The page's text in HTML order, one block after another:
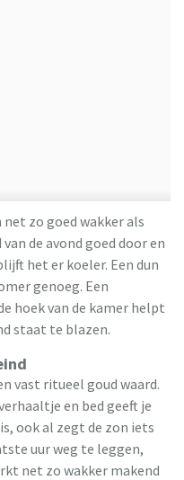
zo goed wakker als
de avond goed door en
het er koeler. Een dun
genoeg. Een
hoek van de kamer helpt
staat te blazen.
vast ritueel goud waard.
en bed geeft je
ook al zegt de zon iets
uur weg te leggen,
net zo wakker makend